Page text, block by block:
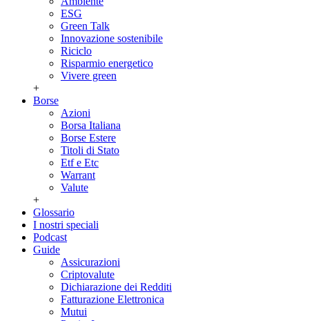
ESG
Green Talk
Innovazione sostenibile
Riciclo
Risparmio energetico
Vivere green
+
Borse
Azioni
Borsa Italiana
Borse Estere
Titoli di Stato
Etf e Etc
Warrant
Valute
+
Glossario
I nostri speciali
Podcast
Guide
Assicurazioni
Criptovalute
Dichiarazione dei Redditi
Fatturazione Elettronica
Mutui